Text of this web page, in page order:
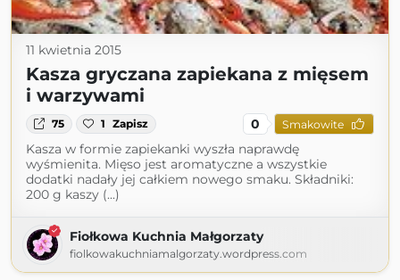
11 kwietnia 2015
Kasza gryczana zapiekana z mięsem
i warzywami
75 1 Zapisz 0 Smakowite
Kasza w formie zapiekanki wyszła naprawdę
wyśmienita. Mięso jest aromatyczne a wszystkie
dodatki nadały jej całkiem nowego smaku. Składniki:
200 g kaszy (...)
Fiołkowa Kuchnia Małgorzaty
fiolkowakuchniamalgorzaty.wordpress.com